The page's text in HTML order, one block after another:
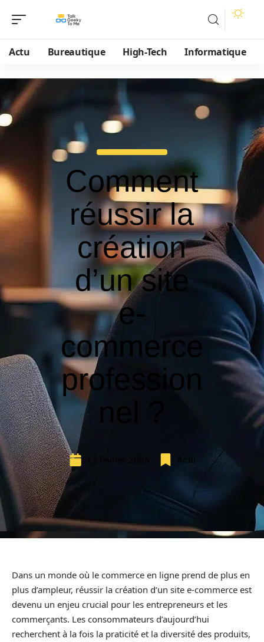
Actu Bureautique High-Tech Informatique
Comment
réussir la
création
d’un site
e-
commerce
profession
nel ?
Actu
Dans un monde où le commerce en ligne prend de plus en
plus d’ampleur, réussir la création d’un site e-commerce est
devenu un enjeu crucial pour les entrepreneurs et les
commerçants. Les consommateurs d’aujourd’hui
recherchent à la fois la praticité et la diversité des produits,